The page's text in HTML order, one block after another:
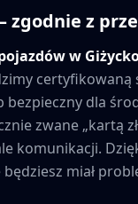
zgodnie z
w
certyfikowaną
dla
zwane „kartą
komunikacji.
miał